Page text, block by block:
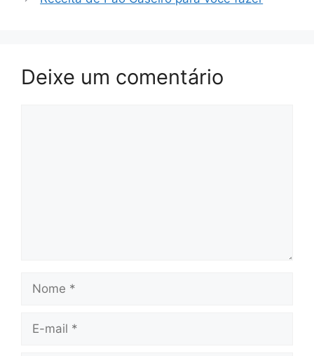
Deixe um comentário
mail